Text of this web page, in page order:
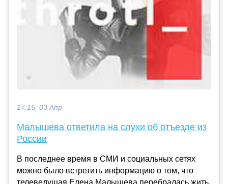
17:15, 03 Апр
Малышева ответила на слухи об отъезде из
России
В последнее время в СМИ и социальных сетях
можно было встретить информацию о том, что
телеведущая Елена Малышева перебралась жить